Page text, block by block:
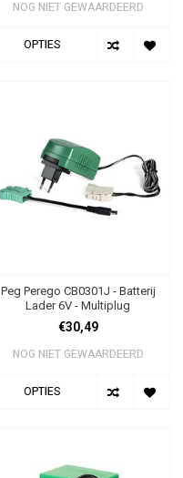
NOG NIET GEWAARDEERD
OPTIES
Peg Perego CB0301J - Batterij
Lader 6V - Multiplug
€30,49
NOG NIET GEWAARDEERD
OPTIES